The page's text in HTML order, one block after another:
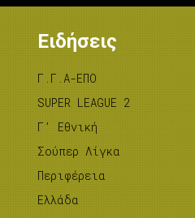
Ειδήσεις
Γ.Γ.Α-ΕΠΟ
SUPER LEAGUE 2
Γ’ Εθνική
Σούπερ Λίγκα
Περιφέρεια
Ελλάδα